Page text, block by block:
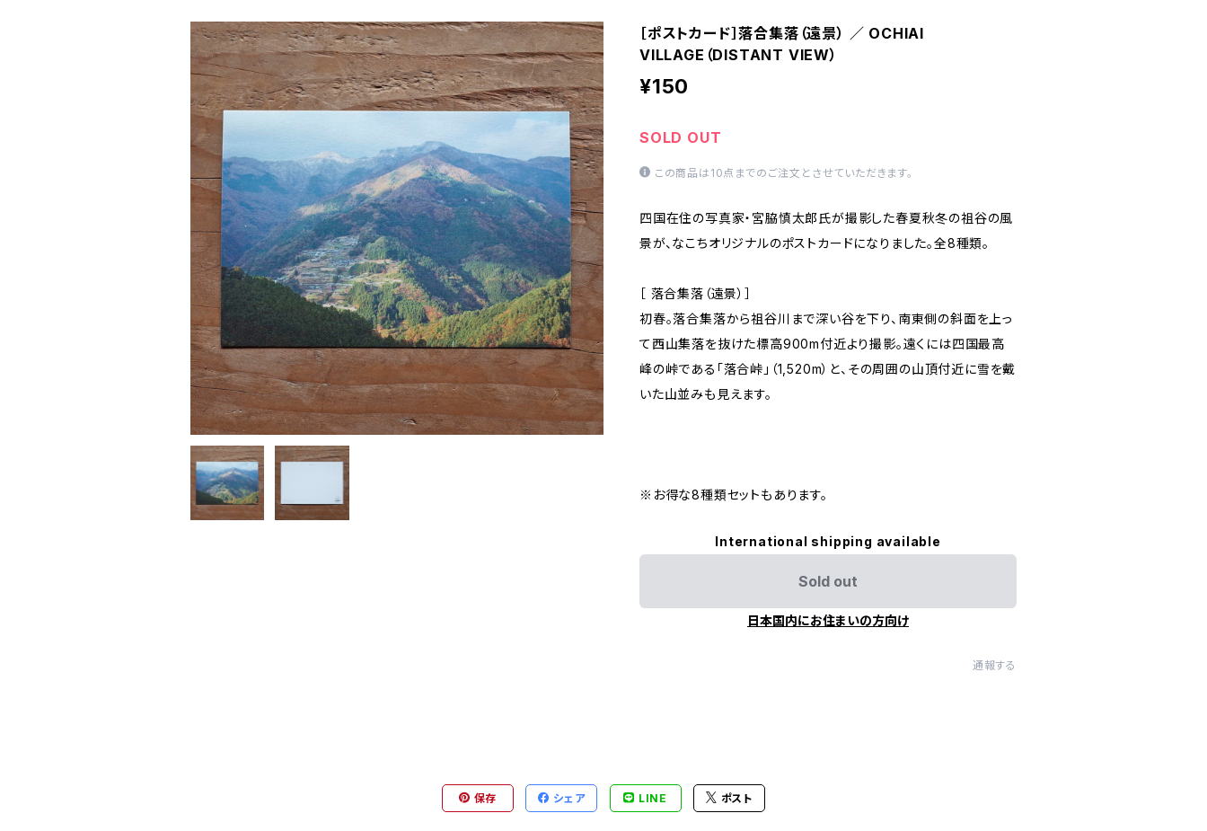
［ポストカード］落合集落（遠景） ／ OCHIAI
VILLAGE（DISTANT VIEW）
¥150
SOLD OUT
この商品は10点までのご注文とさせていただきます。
四国在住の写真家・宮脇慎太郎氏が撮影した春夏秋冬の祖谷の風
景が、なこちオリジナルのポストカードになりました。全8種類。
［ 落合集落（遠景）］
初春。落合集落から祖谷川まで深い谷を下り、南東側の斜面を上っ
て西山集落を抜けた標高900m付近より撮影。遠くには四国最高
峰の峠である「落合峠」（1,520m）と、その周囲の山頂付近に雪を戴
いた山並みも見えます。
※お得な8種類セットもあります。
International shipping available
Sold out
日本国内にお住まいの方向け
通報する
保存 シェア LINE ポスト